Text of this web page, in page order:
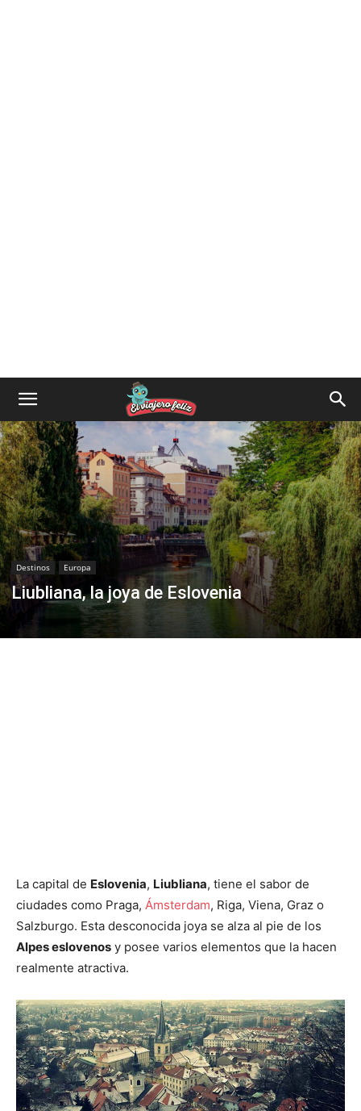
Destinos Europa
Liubliana, la joya de Eslovenia
La capital de Eslovenia, Liubliana, tiene el sabor de
ciudades como Praga, Ámsterdam, Riga, Viena, Graz o
Salzburgo. Esta desconocida joya se alza al pie de los
Alpes eslovenos y posee varios elementos que la hacen
realmente atractiva.